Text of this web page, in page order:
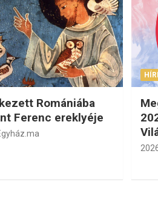
Romániába
Ferenc ereklyéje